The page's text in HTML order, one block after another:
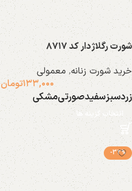
شورت رگلاژدار کد ۸۷۱۷
خرید شورت زنانه, معمولی
۱۳۳,۰۰۰تومان
زردسبزسفیدصورتیمشکی
انتخاب گزینه ها
-32%